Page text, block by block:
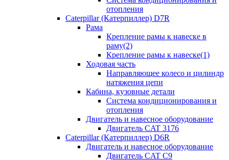
отопления
Caterpillar (Катерпиллер) D7R
Рама
Крепление рамы к навеске в
раму(2)
Крепление рамы к навеске(1)
Ходовая часть
Направляющее колесо и цилиндр
натяжения цепи
Кабина, кузовные детали
Система кондиционирования и
отопления
Двигатель и навесное оборудование
Двигатель CAT 3176
Caterpillar (Катерпиллер) D6R
Двигатель и навесное оборудование
Двигатель CAT C9